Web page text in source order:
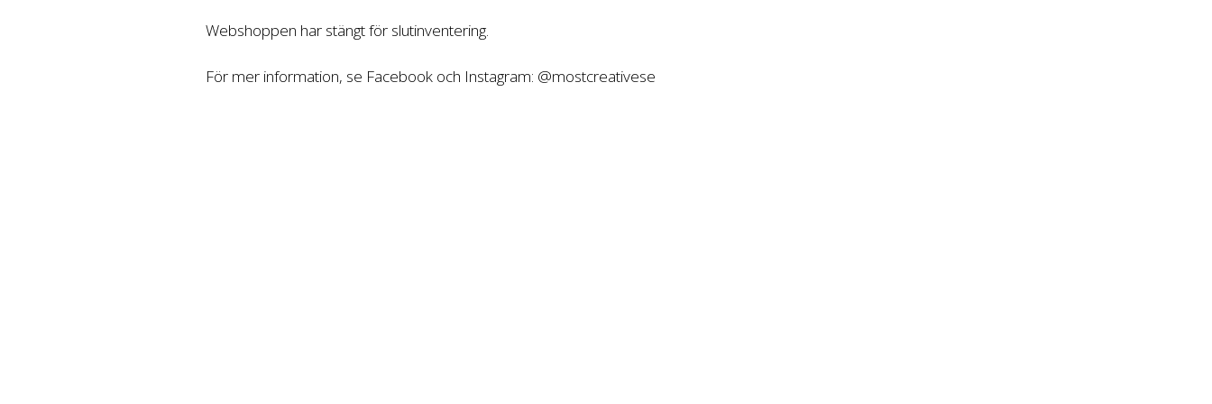
Webshoppen har stängt för slutinventering.
För mer information, se Facebook och Instagram: @mostcreativese